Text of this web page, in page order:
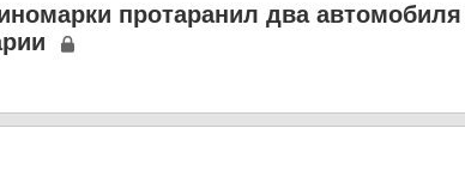
протаранил два